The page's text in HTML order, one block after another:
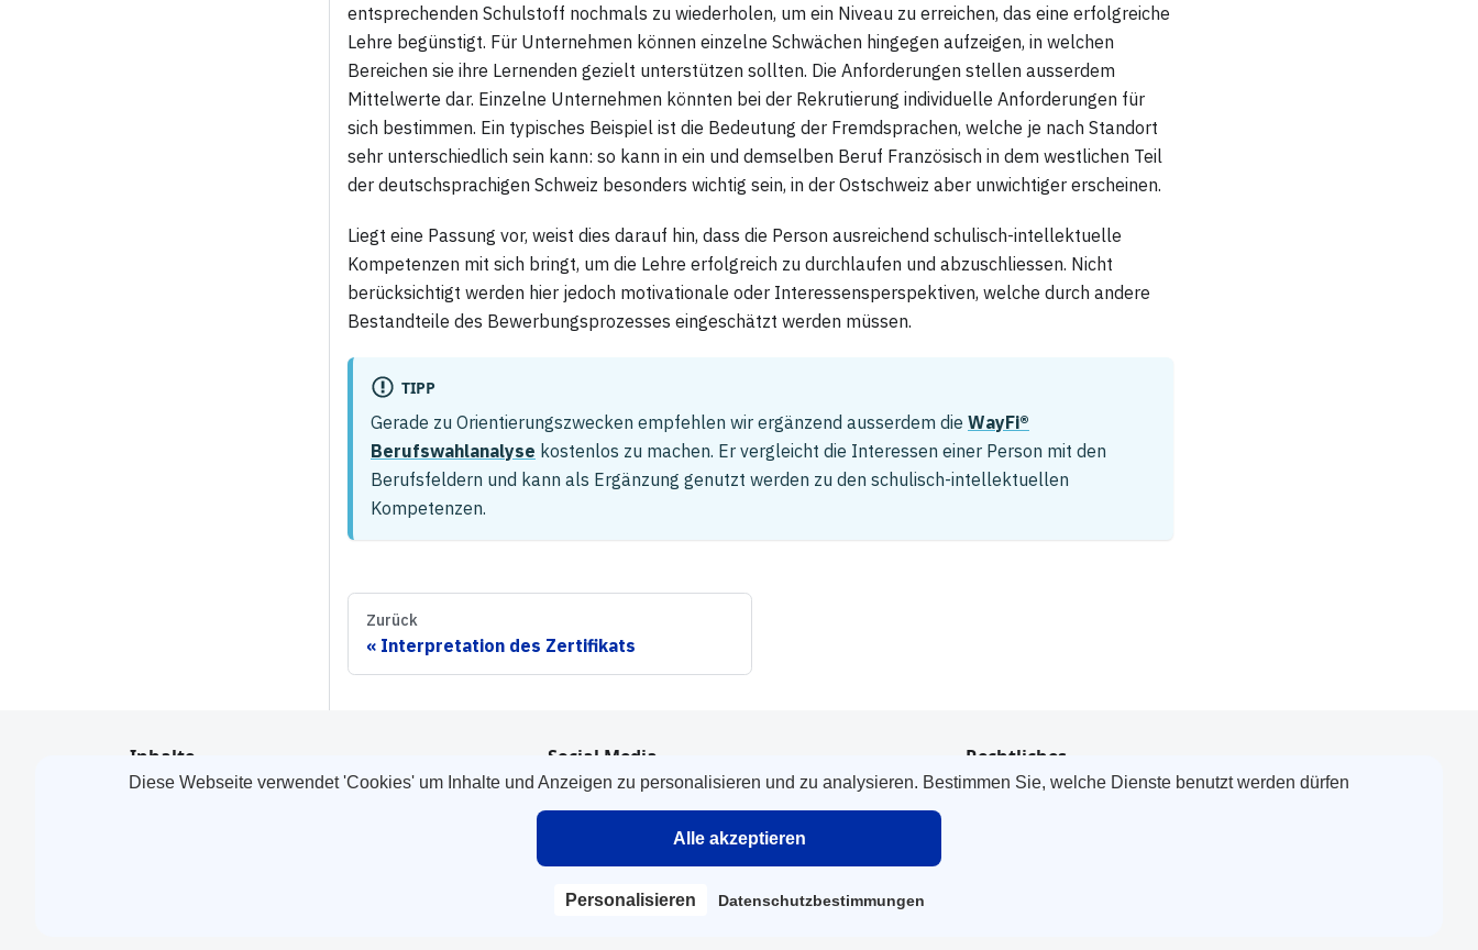
entsprechenden Schulstoff nochmals zu wiederholen, um ein Niveau zu erreichen, das eine erfolgreiche
Lehre begünstigt. Für Unternehmen können einzelne Schwächen hingegen aufzeigen, in welchen
Bereichen sie ihre Lernenden gezielt unterstützen sollten. Die Anforderungen stellen ausserdem
Mittelwerte dar. Einzelne Unternehmen könnten bei der Rekrutierung individuelle Anforderungen für
sich bestimmen. Ein typisches Beispiel ist die Bedeutung der Fremdsprachen, welche je nach Standort
sehr unterschiedlich sein kann: so kann in ein und demselben Beruf Französisch in dem westlichen Teil
der deutschsprachigen Schweiz besonders wichtig sein, in der Ostschweiz aber unwichtiger erscheinen.
Liegt eine Passung vor, weist dies darauf hin, dass die Person ausreichend schulisch-intellektuelle
Kompetenzen mit sich bringt, um die Lehre erfolgreich zu durchlaufen und abzuschliessen. Nicht
berücksichtigt werden hier jedoch motivationale oder Interessensperspektiven, welche durch andere
Bestandteile des Bewerbungsprozesses eingeschätzt werden müssen.
TIPP
Gerade zu Orientierungszwecken empfehlen wir ergänzend ausserdem die WayFi®
Berufswahlanalyse kostenlos zu machen. Er vergleicht die Interessen einer Person mit den
Berufsfeldern und kann als Ergänzung genutzt werden zu den schulisch-intellektuellen
Kompetenzen.
Zurück
Interpretation des Zertifikats
Inhalte Social Media
Twitter
Rechtliches
Diese Webseite verwendet 'Cookies' um Inhalte und Anzeigen zu personalisieren und zu analysieren. Bestimmen Sie, welche Dienste benutzt werden dürfen
Alle akzeptieren
Personalisieren Datenschutzbestimmungen